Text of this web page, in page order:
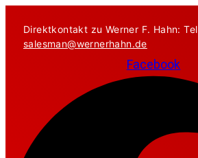
Inhalt
springen
Direktkontakt zu Werner F. Hahn: Tel
salesman@wernerhahn.de
Facebook